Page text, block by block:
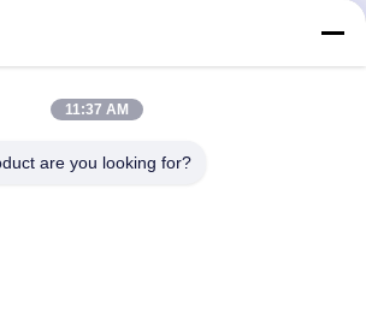
11:37 AM
are you looking for?